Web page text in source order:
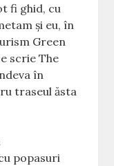
fi ghid, cu
și eu, în
Green
scrie The
în
traseul ăsta
popasuri